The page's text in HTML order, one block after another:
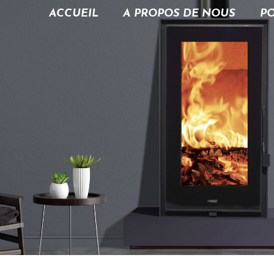
ACCUEIL A PROPOS DE NOUS